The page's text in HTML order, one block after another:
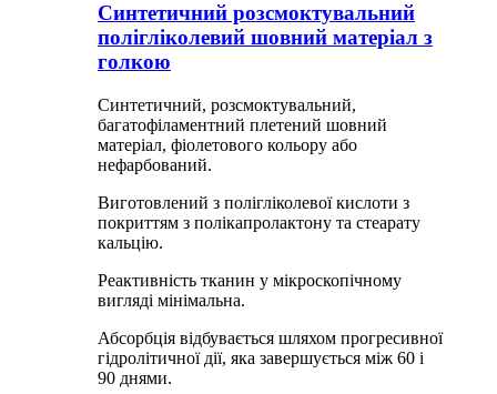
Синтетичний розсмоктувальний
полігліколевий шовний матеріал з
голкою
Синтетичний, розсмоктувальний,
багатофіламентний плетений шовний
матеріал, фіолетового кольору або
нефарбований.
Виготовлений з полігліколевої кислоти з
покриттям з полікапролактону та стеарату
кальцію.
Реактивність тканин у мікроскопічному
вигляді мінімальна.
Абсорбція відбувається шляхом прогресивної
гідролітичної дії, яка завершується між 60 і
90 днями.